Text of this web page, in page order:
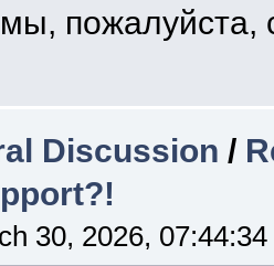
пожалуйста,
Discussion /
30, 2026,